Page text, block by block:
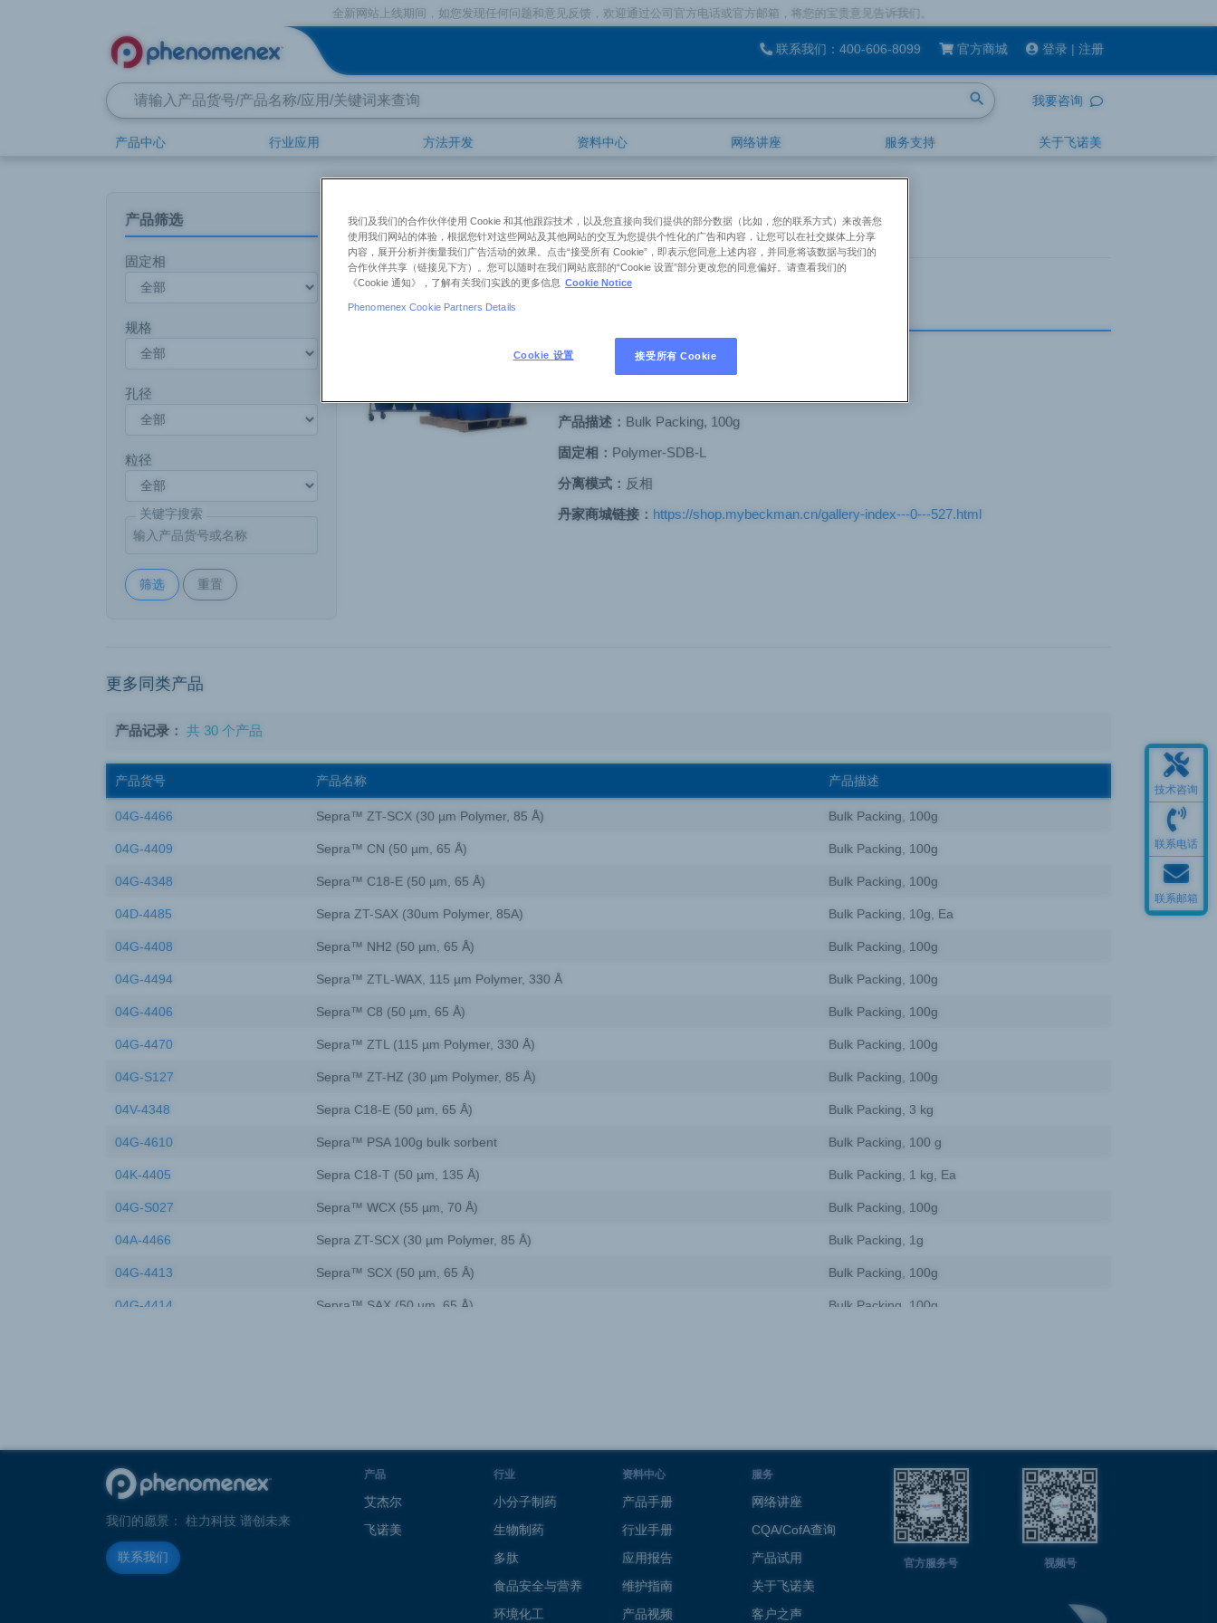
全新网站上线期间，如您发现任何问题和意见反馈，欢迎通过公司官方电话或官方邮箱，将您的宝贵意见告诉我们。
联系我们： 400-606-8099 官方商城 登录 | 注册
search 我要咨询
产品中心 行业应用 方法开发 资料中心 网络讲座 服务支持 关于飞诺美
首页 产品中心 飞诺美 Sepra Sepra™ SDB-L (95 µm, 255 Å)
产品筛选
固定相
规格
孔径
粒径
关键字搜索
筛选 重置
Sepra™ SDB-L (95 µm, 255 Å)，Bulk Packing, 100g
了解更多 Sepra
货号：
04G-4412
产品描述： Bulk Packing, 100g
固定相： Polymer-SDB-L
分离模式： 反相
丹家商城链接： https://shop.mybeckman.cn/gallery-index---0---527.html
更多同类产品
产品记录： 共 30 个产品
产品货号 产品名称 产品描述
04G-4466 Sepra™ ZT-SCX (30 µm Polymer, 85 Å) Bulk Packing, 100g
04G-4409 Sepra™ CN (50 µm, 65 Å) Bulk Packing, 100g
04G-4348 Sepra™ C18-E (50 µm, 65 Å) Bulk Packing, 100g
04D-4485 Sepra ZT-SAX (30um Polymer, 85A) Bulk Packing, 10g, Ea
04G-4408 Sepra™ NH2 (50 µm, 65 Å) Bulk Packing, 100g
04G-4494 Sepra™ ZTL-WAX, 115 µm Polymer, 330 Å Bulk Packing, 100g
04G-4406 Sepra™ C8 (50 µm, 65 Å) Bulk Packing, 100g
04G-4470 Sepra™ ZTL (115 µm Polymer, 330 Å) Bulk Packing, 100g
04G-S127 Sepra™ ZT-HZ (30 µm Polymer, 85 Å) Bulk Packing, 100g
04V-4348 Sepra C18-E (50 µm, 65 Å) Bulk Packing, 3 kg
04G-4610 Sepra™ PSA 100g bulk sorbent Bulk Packing, 100 g
04K-4405 Sepra C18-T (50 µm, 135 Å) Bulk Packing, 1 kg, Ea
04G-S027 Sepra™ WCX (55 µm, 70 Å) Bulk Packing, 100g
04A-4466 Sepra ZT-SCX (30 µm Polymer, 85 Å) Bulk Packing, 1g
04G-4413 Sepra™ SCX (50 µm, 65 Å) Bulk Packing, 100g
04G-4414 Sepra™ SAX (50 µm, 65 Å) Bulk Packing, 100g
04G-4412 Sepra™ SDB-L (95 µm, 255 Å) Bulk Packing, 100g
04G-4485 Sepra™ ZT-SAX (30 µm Polymer, 85 Å) Bulk Packing, 100g
Sepra™ ZT-WAX (30 µm, Polymer 85 Å) Bulk Packing, 100g
04G-4615 Sepra™ GCB (Graphitized Carbon Black) Bulk Packing, 100 g
技术咨询
联系电话
联系邮箱
我们的愿景： 柱力科技 谱创未来
联系我们
产品
艾杰尔
飞诺美
行业
小分子制药
生物制药
多肽
食品安全与营养
环境化工
资料中心
产品手册
行业手册
应用报告
维护指南
产品视频
服务
网络讲座
CQA/CofA查询
产品试用
关于飞诺美
客户之声
官方服务号 视频号
我们及我们的合作伙伴使用 Cookie 和其他跟踪技术，以及您直接向我们提供的部分数据（比如，您的联系方式）来改善您
使用我们网站的体验，根据您针对这些网站及其他网站的交互为您提供个性化的广告和内容，让您可以在社交媒体上分享
内容，展开分析并衡量我们广告活动的效果。点击“接受所有 Cookie”，即表示您同意上述内容，并同意将该数据与我们的
合作伙伴共享（链接见下方）。您可以随时在我们网站底部的“Cookie 设置”部分更改您的同意偏好。请查看我们的
《Cookie 通知》，了解有关我们实践的更多信息 Cookie Notice
Phenomenex Cookie Partners Details
Cookie 设置 接受所有 Cookie